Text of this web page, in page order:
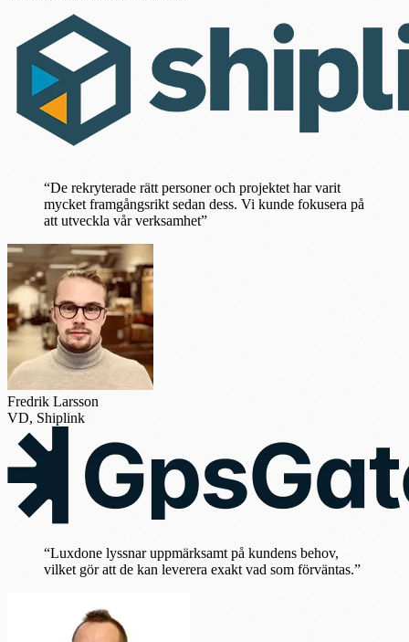
“De rekryterade rätt personer och projektet har varit
mycket framgångsrikt sedan dess. Vi kunde fokusera på
att utveckla vår verksamhet”
Fredrik Larsson
VD, Shiplink
“Luxdone lyssnar uppmärksamt på kundens behov,
vilket gör att de kan leverera exakt vad som förväntas.”